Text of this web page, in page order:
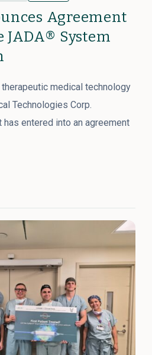
Agreement
System
medical technology
Technologies Corp.
has entered into an agreement